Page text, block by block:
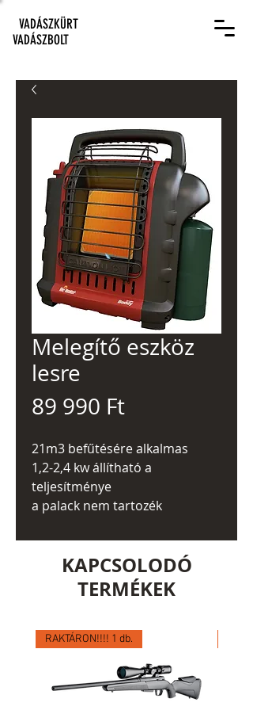
VADÁSZKÜRT
VADÁSZBOLT
Melegítő eszköz
lesre
89 990 FtÁr
21m3 befűtésére alkalmas
1,2-2,4 kw állítható a
teljesítménye
a palack nem tartozék
KAPCSOLODÓ
TERMÉKEK
RAKTÁRON!!!! 1 db.